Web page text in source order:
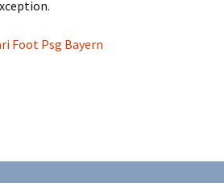
Foot Psg Bayern